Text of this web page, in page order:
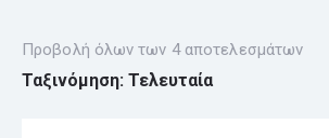
Προβολή όλων των 4 αποτελεσμάτων